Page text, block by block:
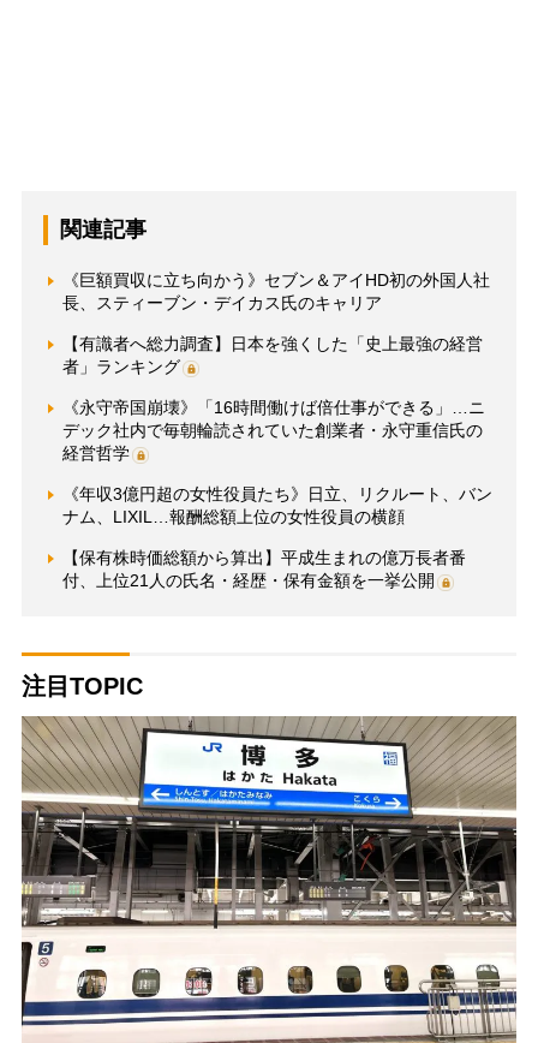
関連記事
《巨額買収に立ち向かう》セブン＆アイHD初の外国人社
長、スティーブン・デイカス氏のキャリア
【有識者へ総力調査】日本を強くした「史上最強の経営
者」ランキング
《永守帝国崩壊》「16時間働けば倍仕事ができる」…ニ
デック社内で毎朝輪読されていた創業者・永守重信氏の
経営哲学
《年収3億円超の女性役員たち》日立、リクルート、バン
ナム、LIXIL…報酬総額上位の女性役員の横顔
【保有株時価総額から算出】平成生まれの億万長者番
付、上位21人の氏名・経歴・保有金額を一挙公開
注目TOPIC